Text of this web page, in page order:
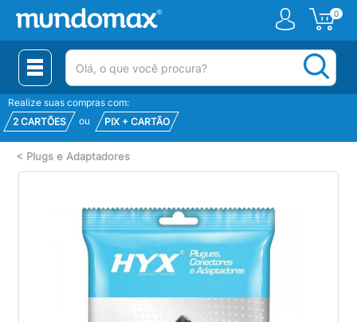
0
(pesquisar)
Realize suas compras com:
2 CARTÕES
ou PIX + CARTÃO
< Plugs e Adaptadores